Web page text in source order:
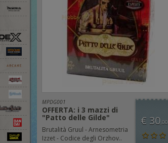
MPDG001
OFFERTA: i 3 mazzi di
"Patto delle Gilde"
Brutalità Gruul - Arnesometria
Izzet - Codice degli Orzhov..
€ 30,00